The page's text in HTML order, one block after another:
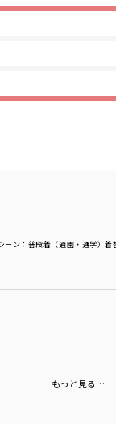
ーン ：普段着（通園・通学）着
もっと見る…